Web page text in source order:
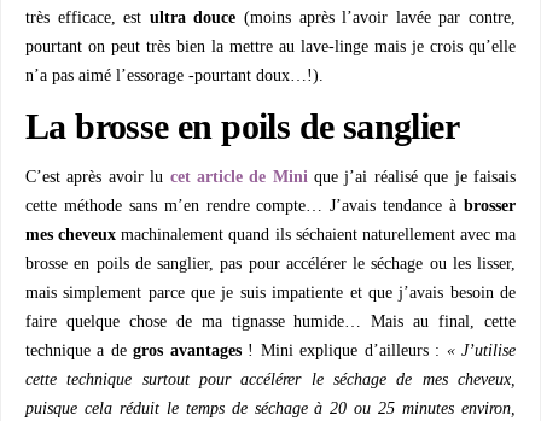
très efficace, est ultra douce (moins après l’avoir lavée par contre,
pourtant on peut très bien la mettre au lave-linge mais je crois qu’elle
n’a pas aimé l’essorage -pourtant doux…!).
La brosse en poils de sanglier
C’est après avoir lu cet article de Minique j’ai réalisé que je faisais
cette méthode sans m’en rendre compte… J’avais tendance à brosser
mes cheveuxmachinalement quand ils séchaient naturellement avec ma
brosse en poils de sanglier, pas pour accélérer le séchage ou les lisser,
mais simplement parce que je suis impatiente et que j’avais besoin de
faire quelque chose de ma tignasse humide… Mais au final, cette
technique a degros avantages! Mini explique d’ailleurs : « J’utilise
cette technique surtout pour accélérer le séchage de mes cheveux,
puisque cela réduit le temps de séchage à 20 ou 25 minutes environ,